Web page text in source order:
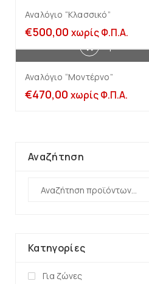
Αναλόγιο “Κλασσικό”
€500,00 χωρίς Φ.Π.Α.
Αναλόγιο “Μοντέρνο”
€470,00 χωρίς Φ.Π.Α.
Αναζήτηση
Κατηγορίες
Για ζώνες